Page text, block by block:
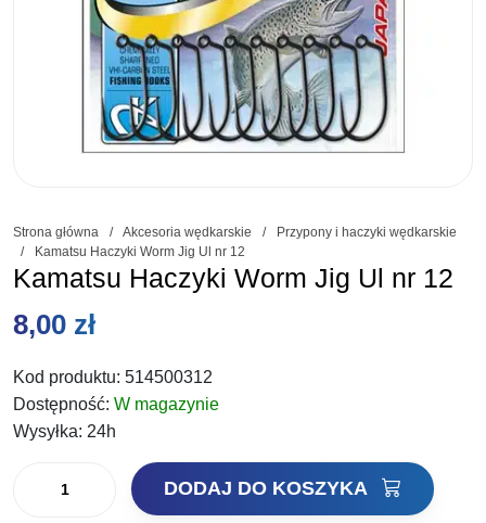
Strona główna / Akcesoria wędkarskie /
Przypony i haczyki wędkarskie
/
Kamatsu Haczyki Worm Jig Ul nr 12
Kamatsu Haczyki Worm Jig Ul nr 12
8,00 zł
Kod produktu: 514500312
Dostępność: W magazynie
Wysyłka: 24h
Kamatsu
DODAJ DO KOSZYKA